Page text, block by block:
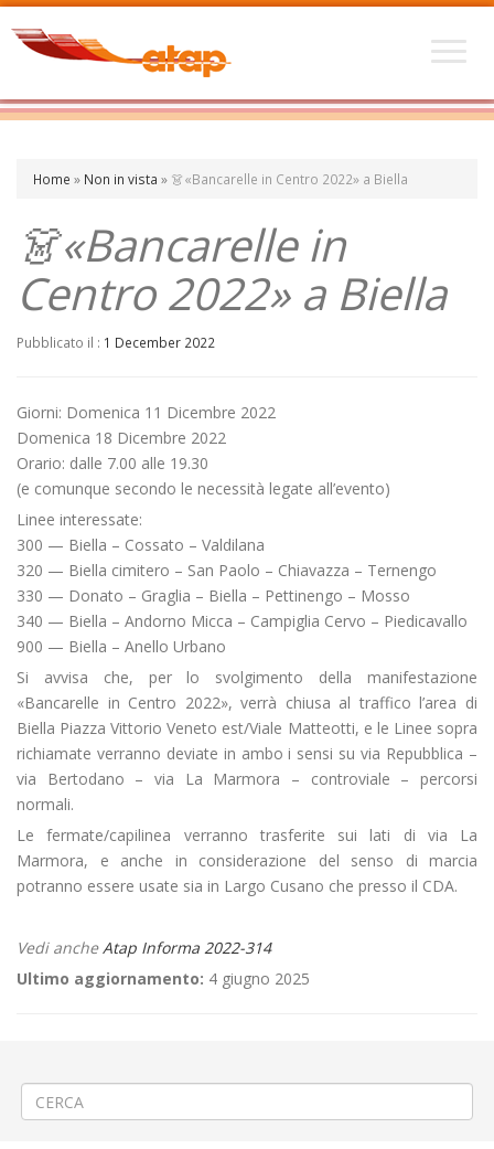
Home » Non in vista » 👗«Bancarelle in Centro 2022» a Biella
👗«Bancarelle in
Centro 2022» a Biella
Pubblicato il : 1 December 2022
Giorni: Domenica 11 Dicembre 2022
Domenica 18 Dicembre 2022
Orario: dalle 7.00 alle 19.30
(e comunque secondo le necessità legate all’evento)
Linee interessate:
300 — Biella – Cossato – Valdilana
320 — Biella cimitero – San Paolo – Chiavazza – Ternengo
330 — Donato – Graglia – Biella – Pettinengo – Mosso
340 — Biella – Andorno Micca – Campiglia Cervo – Piedicavallo
900 — Biella – Anello Urbano
Si avvisa che, per lo svolgimento della manifestazione
«Bancarelle in Centro 2022», verrà chiusa al traffico l’area di
Biella Piazza Vittorio Veneto est/Viale Matteotti, e le Linee sopra
richiamate verranno deviate in ambo i sensi su via Repubblica –
via Bertodano – via La Marmora – controviale – percorsi
normali.
Le fermate/capilinea verranno trasferite sui lati di via La
Marmora, e anche in considerazione del senso di marcia
potranno essere usate sia in Largo Cusano che presso il CDA.
Vedi ancheAtap Informa 2022-314
Ultimo aggiornamento: 4 giugno 2025